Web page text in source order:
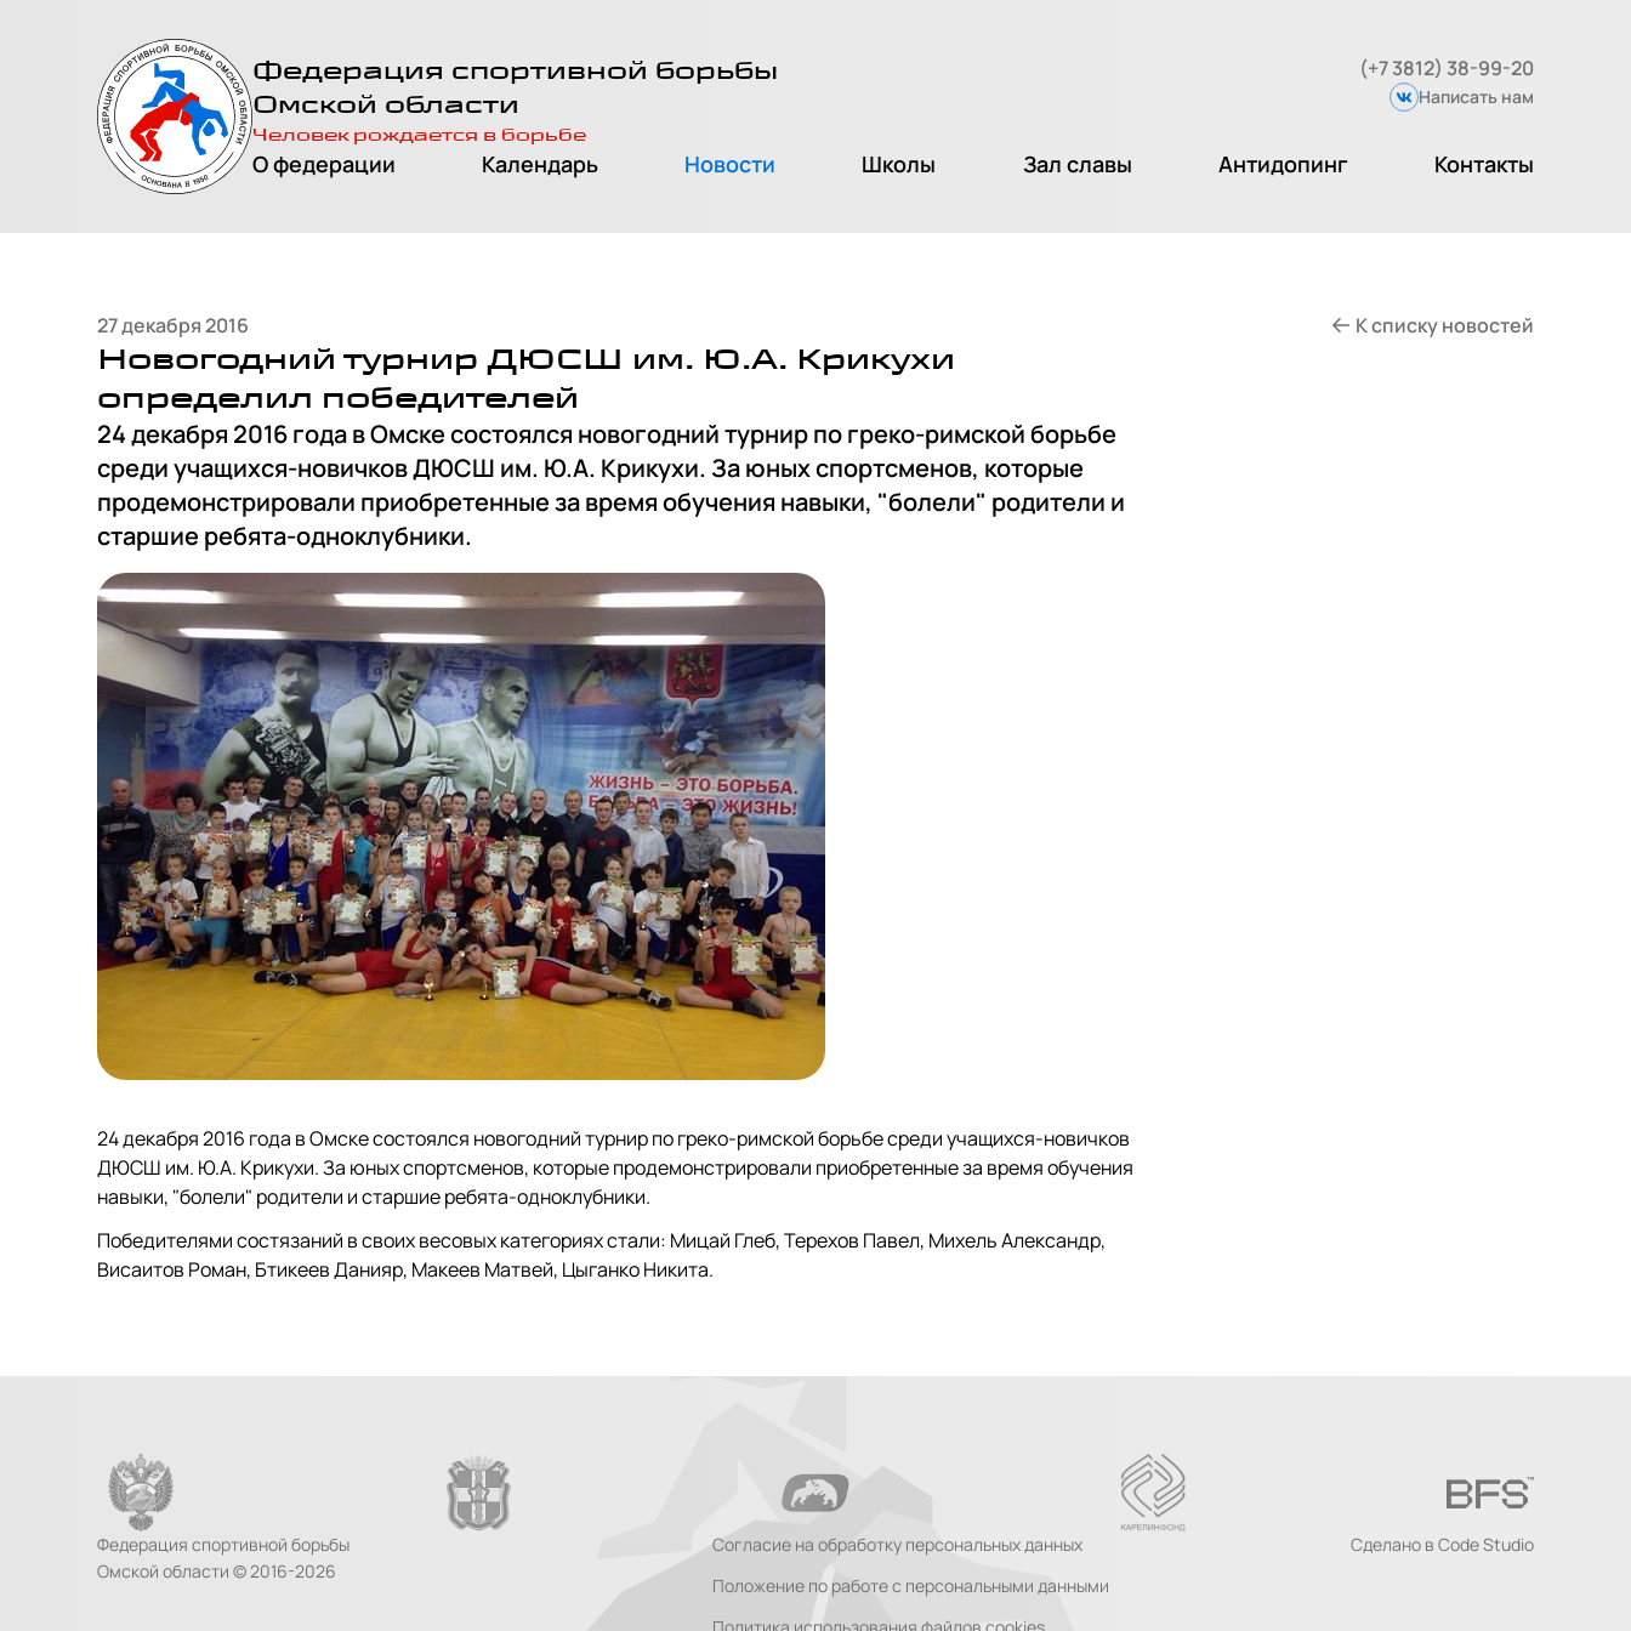
На главную
страницу
Федерация спортивной борьбы
Омской области
Человек рождается в борьбе
(+7 3812) 38-99-20
Вконтакте
Написать нам
О федерации Календарь Новости Школы Зал славы Антидопинг Контакты
27 декабря 2016
Новогодний турнир ДЮСШ им. Ю.А. Крикухи
определил победителей
24 декабря 2016 года в Омске состоялся новогодний турнир по греко-римской борьбе
среди учащихся-новичков ДЮСШ им. Ю.А. Крикухи. За юных спортсменов, которые
продемонстрировали приобретенные за время обучения навыки, "болели" родители и
старшие ребята-одноклубники.
24 декабря 2016 года в Омске состоялся новогодний турнир по греко-римской борьбе среди учащихся-новичков
ДЮСШ им. Ю.А. Крикухи. За юных спортсменов, которые продемонстрировали приобретенные за время обучения
навыки, "болели" родители и старшие ребята-одноклубники.
Победителями состязаний в своих весовых категориях стали: Мицай Глеб, Терехов Павел, Михель Александр,
Висаитов Роман, Бтикеев Данияр, Макеев Матвей, Цыганко Никита.
К списку новостей
Федерация спортивной борьбы
Омской области © 2016-2026
Согласие на обработку персональных данных
Положение по работе с персональными данными
Сделано в Code Studio